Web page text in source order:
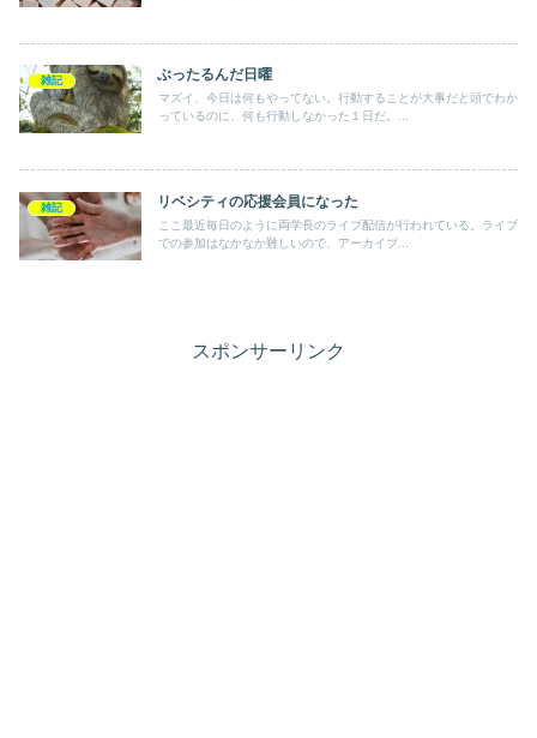
雑記 ぶったるんだ日曜
マズイ、今日は何もやってない。行動することが大事だと頭でわか
っているのに、何も行動しなかった１日だ。...
雑記 リベシティの応援会員になった
ここ最近毎日のように両学長のライブ配信が行われている。ライブ
での参加はなかなか難しいので、アーカイブ...
スポンサーリンク